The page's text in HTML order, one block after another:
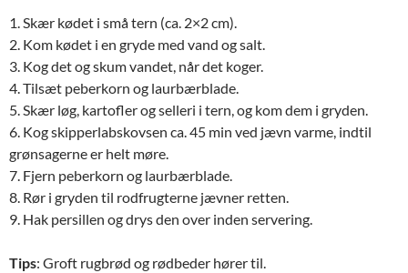
1. Skær kødet i små tern (ca. 2×2 cm).
2. Kom kødet i en gryde med vand og salt.
3. Kog det og skum vandet, når det koger.
4. Tilsæt peberkorn og laurbærblade.
5. Skær løg, kartofler og selleri i tern, og kom dem i gryden.
6. Kog skipperlabskovsen ca. 45 min ved jævn varme, indtil
grønsagerne er helt møre.
7. Fjern peberkorn og laurbærblade.
8. Rør i gryden til rodfrugterne jævner retten.
9. Hak persillen og drys den over inden servering.
Tips: Groft rugbrød og rødbeder hører til.